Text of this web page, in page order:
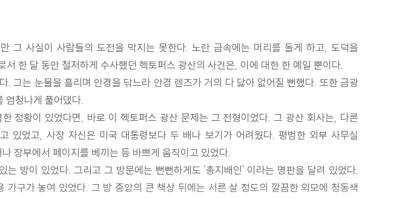
그 사실이 사람들의 도전을 막지는 못한다. 노란 금속에는 머리를 돌게 하고, 도덕을
한 달 동안 철저하게 수사했던 헥토퍼스 광산의 사건은, 이에 대한 한 예일 뿐이다.
그는 눈물을 흘리며 안경을 닦느라 안경 렌즈가 거의 다 닳아 없어질 뻔했다. 또한 금광
엄청나게 풀어댔다.
정황이 있었다면, 바로 이 헥토퍼스 광산 문제는 그 전형이었다. 그 광산 회사는, 다른
었고, 사장 자신은 미국 대통령보다 두 배나 보기가 어려웠다. 평범한 외부 사무실
장부에서 페이지를 베끼는 등 바쁘게 움직이고 있었다.
방이 있었다. 그리고 그 방문에는 뻔뻔하게도 '총지배인' 이라는 명판을 달려 있었다.
구가 놓여 있었다. 그 방 중앙의 큰 책상 뒤에는 서른 살 정도의 깔끔한 외모에 청동색